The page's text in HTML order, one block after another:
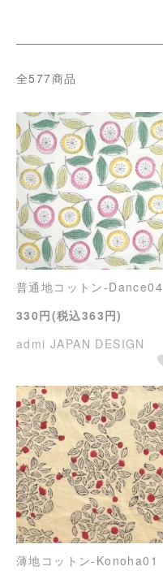
全577商品
普通地コットン-Dance04
330円(税込363円)
admi JAPAN DESIGN
薄地コットン-Konoha01